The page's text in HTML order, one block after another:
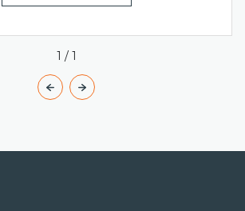
1 / 1